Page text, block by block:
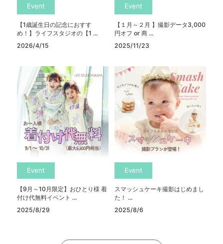
Event
【1歳誕生日の記念におすす
め！】ライフスタジオの【1 ...
2026/4/15
Event
【１月～２月 】撮影データ3,000
円オフ or 商 ...
2025/11/23
Event
【9月～10月限定】おひとり様 着
付け代無料イベント ...
2025/8/29
Event
スマッシュケーキ撮影はじめまし
た！ ...
2025/8/6